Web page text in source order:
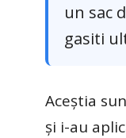
un sac
gasiti
Aceștia
și i-au